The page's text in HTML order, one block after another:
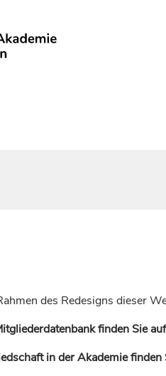
des Redesigns dieser
finden Sie
in der Akademie finden